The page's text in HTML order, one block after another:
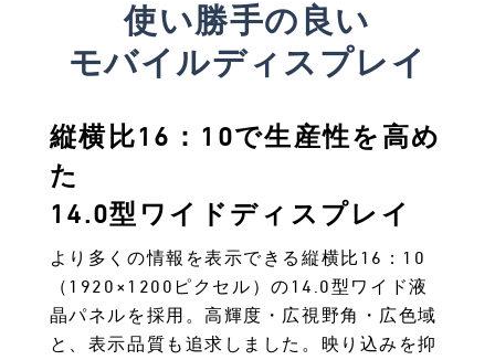
使い勝手の良い
モバイルディスプレイ
縦横比16：10で生産性を高め
た
14.0型ワイドディスプレイ
より多くの情報を表示できる縦横比16：10
（1920×1200ピクセル）の14.0型ワイド液
晶パネルを採用。高輝度・広視野角・広色域
と、表示品質も追求しました。映り込みを抑